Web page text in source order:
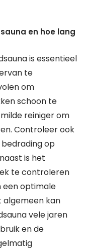
en hoe lang
is essentieel
te
om
schoon te
reiniger om
Controleer ook
op
is het
te controleren
een optimale
algemeen kan
vele jaren
en de